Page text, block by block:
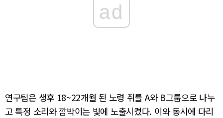
ad
연구팀은 생후 18~22개월 된 노령 쥐를 A와 B그룹으로 나누
고 특정 소리와 깜박이는 빛에 노출시켰다. 이와 동시에 다리